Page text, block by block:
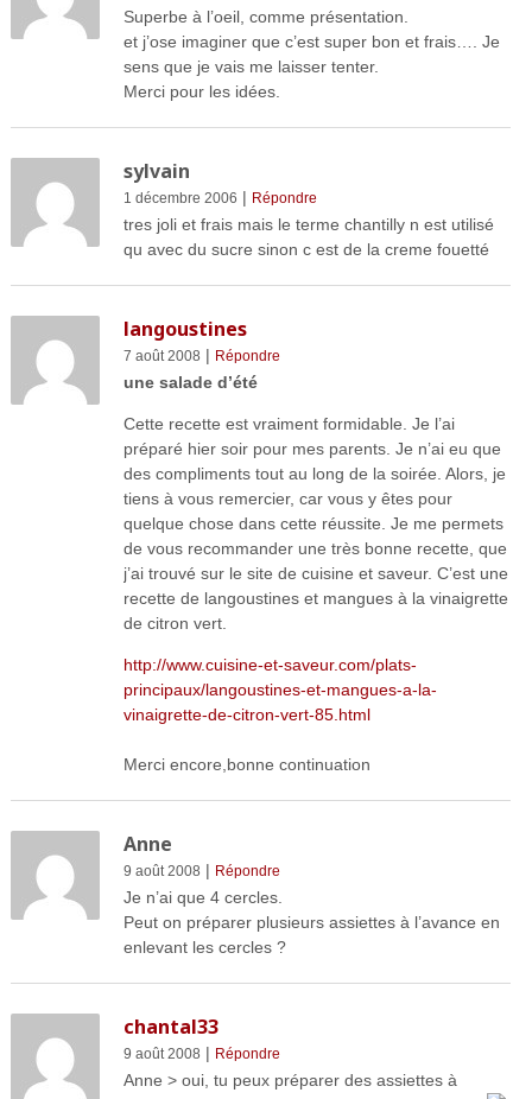
Superbe à l’oeil, comme présentation.
et j’ose imaginer que c’est super bon et frais…. Je
sens que je vais me laisser tenter.
Merci pour les idées.
sylvain
1 décembre 2006 | Répondre
tres joli et frais mais le terme chantilly n est utilisé
qu avec du sucre sinon c est de la creme fouetté
langoustines
7 août 2008 | Répondre
une salade d’été
Cette recette est vraiment formidable. Je l’ai
préparé hier soir pour mes parents. Je n’ai eu que
des compliments tout au long de la soirée. Alors, je
tiens à vous remercier, car vous y êtes pour
quelque chose dans cette réussite. Je me permets
de vous recommander une très bonne recette, que
j’ai trouvé sur le site de cuisine et saveur. C’est une
recette de langoustines et mangues à la vinaigrette
de citron vert.
http://www.cuisine-et-saveur.com/plats-
principaux/langoustines-et-mangues-a-la-
vinaigrette-de-citron-vert-85.html
Merci encore,bonne continuation
Anne
9 août 2008 | Répondre
Je n’ai que 4 cercles.
Peut on préparer plusieurs assiettes à l’avance en
enlevant les cercles ?
chantal33
9 août 2008 | Répondre
Anne > oui, tu peux préparer des assiettes à